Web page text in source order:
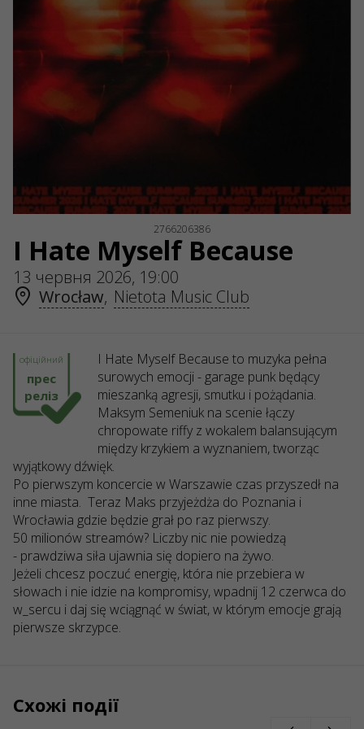
ul. GĘSIA, 8/205, KRAKÓW, kod 31-535
Доставка та оплата
Мапа сайту
О НАС
Організаторам Логотип на афіши
2766206386
I Hate Myself Because
13 червня 2026, 19:00
Wrocław, Nietota Music Club
офіційний
прес
реліз
I Hate Myself Because to muzyka pełna
surowych emocji - garage punk będący
mieszanką agresji, smutku i pożądania.
Maksym Semeniuk na scenie łączy
chropowate riffy z wokalem balansującym
między krzykiem a wyznaniem, tworząc
wyjątkowy dźwięk.
Po pierwszym koncercie w Warszawie czas przyszedł na
inne miasta. Teraz Maks przyjeżdża do Poznania i
Wrocławia gdzie będzie grał po raz pierwszy.
50 milionów streamów? Liczby nic nie powiedzą
- prawdziwa siła ujawnia się dopiero na żywo.
Jeżeli chcesz poczuć energię, która nie przebiera w
słowach i nie idzie na kompromisy, wpadnij 12 czerwca do
w_sercu i daj się wciągnąć w świat, w którym emocje grają
pierwsze skrzypce.
Схожі події